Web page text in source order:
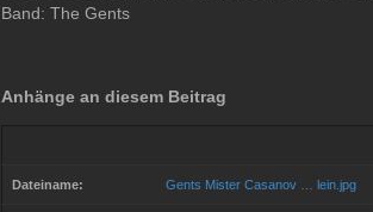
Band: The Gents
Anhänge an diesem Beitrag
Dateiname: Gents Mister Casanov … lein.jpg